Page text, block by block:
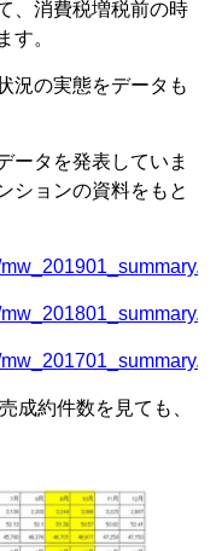
、消費税増税前の時
す。
況の実態をデータも
ータを発表していま
ションの資料をもと
成約件数を見ても、